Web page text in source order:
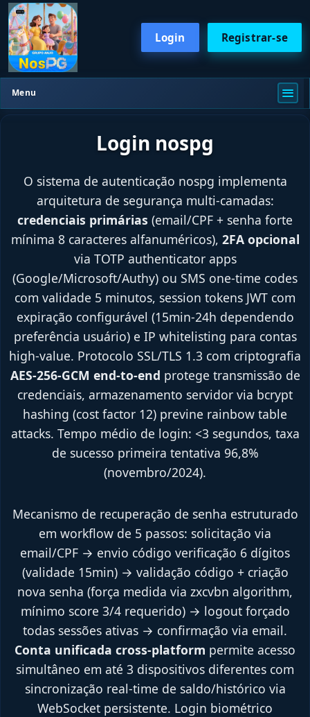
Login Registrar-se
Menu
Login nospg
O sistema de autenticação nospg implementa
arquitetura de segurança multi-camadas:
credenciais primárias (email/CPF + senha forte
mínima 8 caracteres alfanuméricos), 2FA opcional
via TOTP authenticator apps
(Google/Microsoft/Authy) ou SMS one-time codes
com validade 5 minutos, session tokens JWT com
expiração configurável (15min-24h dependendo
preferência usuário) e IP whitelisting para contas
high-value. Protocolo SSL/TLS 1.3 com criptografia
AES-256-GCM end-to-end protege transmissão de
credenciais, armazenamento servidor via bcrypt
hashing (cost factor 12) previne rainbow table
attacks. Tempo médio de login: <3 segundos, taxa
de sucesso primeira tentativa 96,8%
(novembro/2024).
Mecanismo de recuperação de senha estruturado
em workflow de 5 passos: solicitação via
email/CPF → envio código verificação 6 dígitos
(validade 15min) → validação código + criação
nova senha (força medida via zxcvbn algorithm,
mínimo score 3/4 requerido) → logout forçado
todas sessões ativas → confirmação via email.
Conta unificada cross-platform permite acesso
simultâneo em até 3 dispositivos diferentes com
sincronização real-time de saldo/histórico via
WebSocket persistente. Login biométrico